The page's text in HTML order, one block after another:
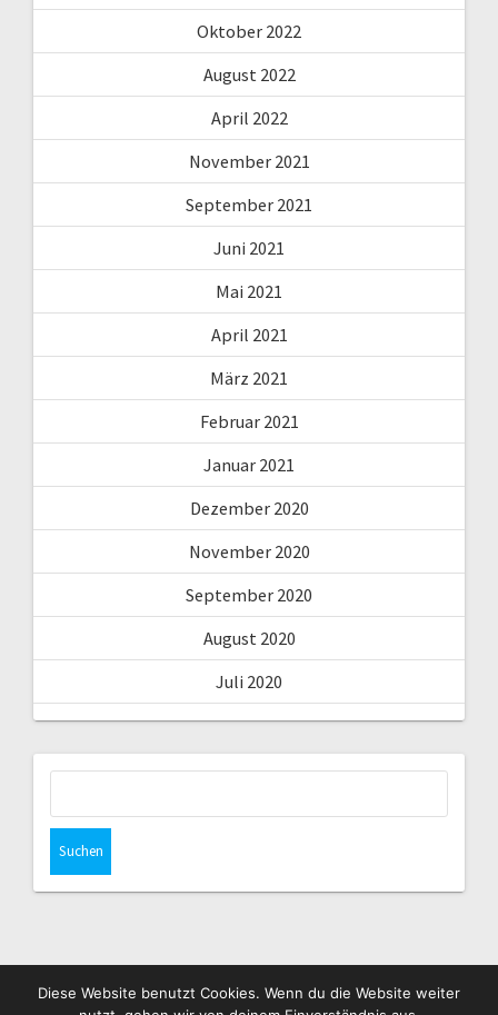
Oktober 2022
August 2022
April 2022
November 2021
September 2021
Juni 2021
Mai 2021
April 2021
März 2021
Februar 2021
Januar 2021
Dezember 2020
November 2020
September 2020
August 2020
Juli 2020
Diese Website benutzt Cookies. Wenn du die Website weiter